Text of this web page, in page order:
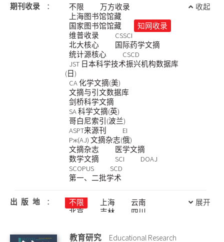
期刊收录 ： 不限
万方收录
上海图书馆馆藏
国家图书馆馆藏
知网收录
维普收录
CSSCI
北大核心
国际药学文摘
统计源核心
CSCD
JST 日本科学技术振兴机构数据库
(日)
CA 化学文摘(美)
文摘与引文数据库
剑桥科学文摘
SA 科学文摘(英)
哥白尼索引(波兰)
ASPT来源刊
EI
Pж(AJ) 文摘杂志(俄)
文摘杂志
医学文摘
数学文摘
SCI
DOAJ
SCOPUS
SCD
第一、二批学术
收起
出版地 ： 不限 上海
云南
北京
吉林
四川
展开
教育研究 Educational Research